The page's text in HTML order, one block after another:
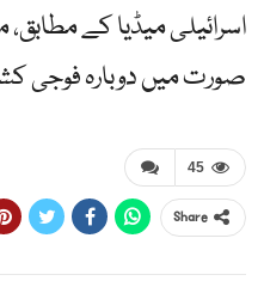
اسرائیلی میڈیا کے
صورت میں دوبارہ فوجی
45
Share